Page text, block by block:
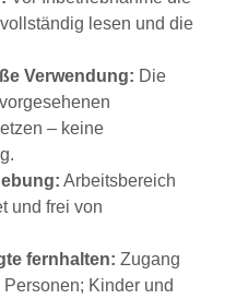
lesen und die
Verwendung: Die
– keine
Arbeitsbereich
und frei von
fernhalten: Zugang
Kinder und